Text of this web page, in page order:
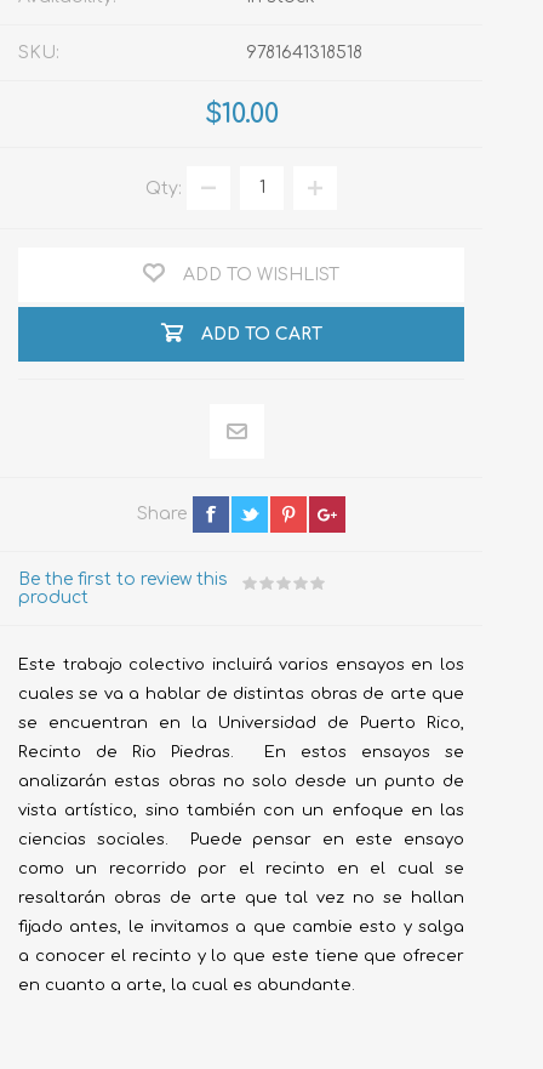
SKU: 9781641318518
$10.00
Qty:
ADD TO WISHLIST
ADD TO CART
Share
Be the first to review this
product
Este trabajo colectivo incluirá varios ensayos en los
cuales se va a hablar de distintas obras de arte que
se encuentran en la Universidad de Puerto Rico,
Recinto de Rio Piedras. En estos ensayos se
analizarán estas obras no solo desde un punto de
vista artístico, sino también con un enfoque en las
ciencias sociales. Puede pensar en este ensayo
como un recorrido por el recinto en el cual se
resaltarán obras de arte que tal vez no se hallan
fijado antes, le invitamos a que cambie esto y salga
a conocer el recinto y lo que este tiene que ofrecer
en cuanto a arte, la cual es abundante.